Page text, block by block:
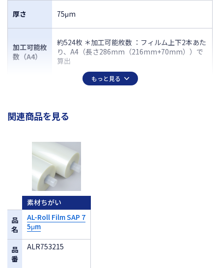
厚さ 75μm
加工可能枚
数（A4）
約524枚 ＊加工可能枚数 ：フィルム上下2本あた
り、A4（長さ286mm（216mm+70mm））で
算出
もっと見る
関連商品を見る
品
名
品
番
素材ちがい
AL-Roll Film SAP 7
5μm
ALR753215